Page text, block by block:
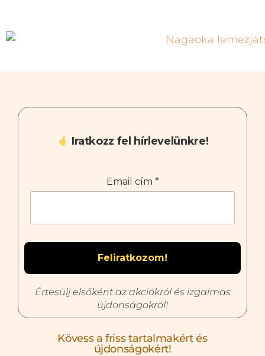
Iratkozz fel hírlevelünkre!
Email cím *
Értesülj elsőként az akciókról és izgalmas
újdonságokról!
Kövess a friss tartalmakért és
újdonságokért!